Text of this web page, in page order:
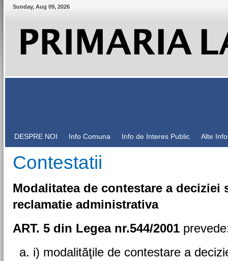
Sunday, Aug 09, 2026
DESPRE NOI Info Comuna Info de Interes Public Alte
Contestatii
Modalitatea de contestare a
reclamatie administrativa
ART. 5 din Legea nr.544/2001
i) modalităţile de contestare a